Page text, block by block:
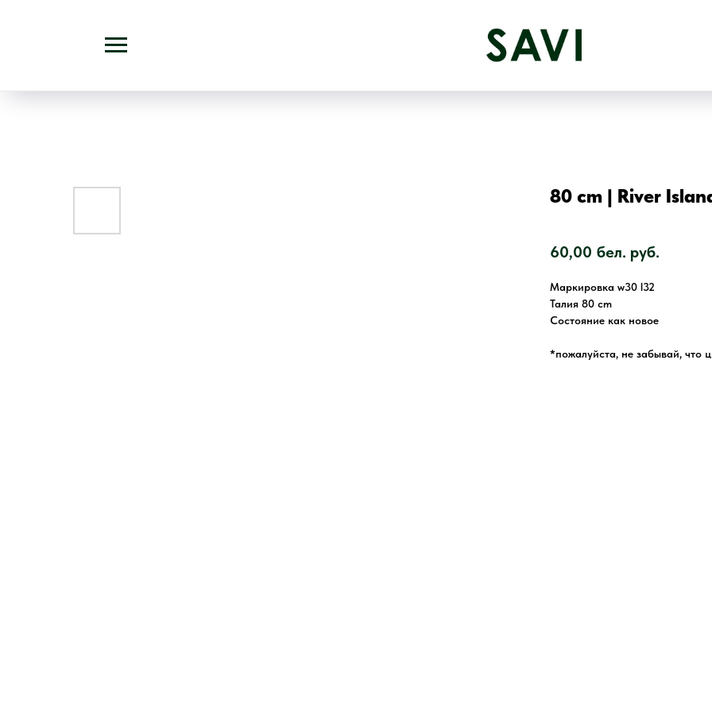
80 cm | River
60,00 бел. руб.
Маркировка w30 l32
Талия 80 cm
Состояние как новое
*пожалуйста, не забывай, что